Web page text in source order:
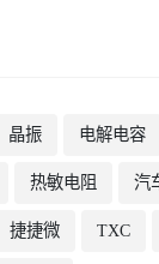
晶振 电解电容
热敏电阻 汽
捷捷微 TXC